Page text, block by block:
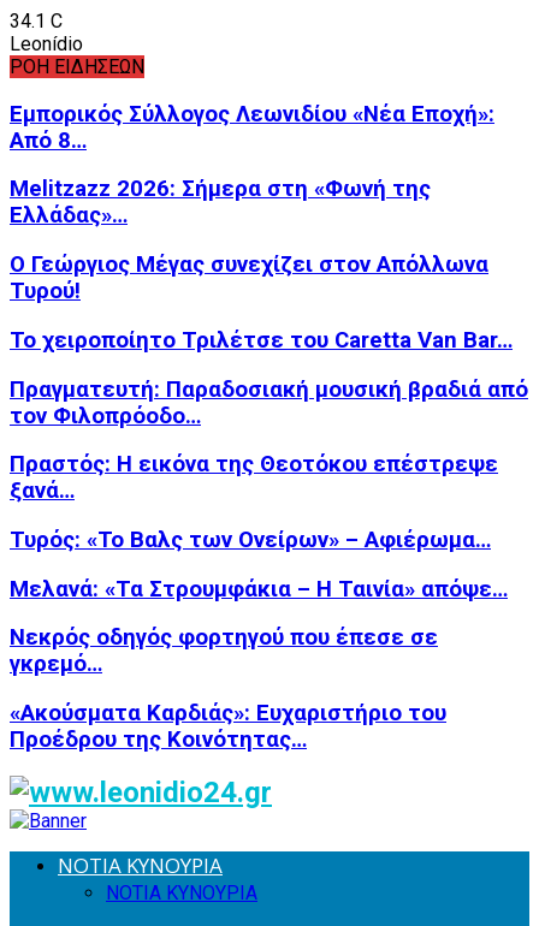
34.1 C
Leonídio
ΡΟΗ ΕΙΔΗΣΕΩΝ
Εμπορικός Σύλλογος Λεωνιδίου «Νέα Εποχή»:
Από 8…
Melitzazz 2026: Σήμερα στη «Φωνή της
Ελλάδας»…
Ο Γεώργιος Μέγας συνεχίζει στον Απόλλωνα
Τυρού!
Το χειροποίητο Τριλέτσε του Caretta Van Bar…
Πραγματευτή: Παραδοσιακή μουσική βραδιά από
τον Φιλοπρόοδο…
Πραστός: Η εικόνα της Θεοτόκου επέστρεψε
ξανά…
Τυρός: «Το Βαλς των Ονείρων» – Αφιέρωμα…
Μελανά: «Τα Στρουμφάκια – Η Ταινία» απόψε…
Νεκρός οδηγός φορτηγού που έπεσε σε
γκρεμό…
«Ακούσματα Καρδιάς»: Ευχαριστήριο του
Προέδρου της Κοινότητας…
ΝΟΤΙΑ ΚΥΝΟΥΡΙΑ
ΝΟΤΙΑ ΚΥΝΟΥΡΙΑ